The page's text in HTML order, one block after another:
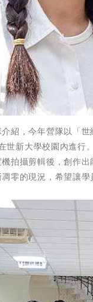
紹，今年營隊以「
世新大學校園內進
拍攝剪輯後，創作
零的現況，希望讓